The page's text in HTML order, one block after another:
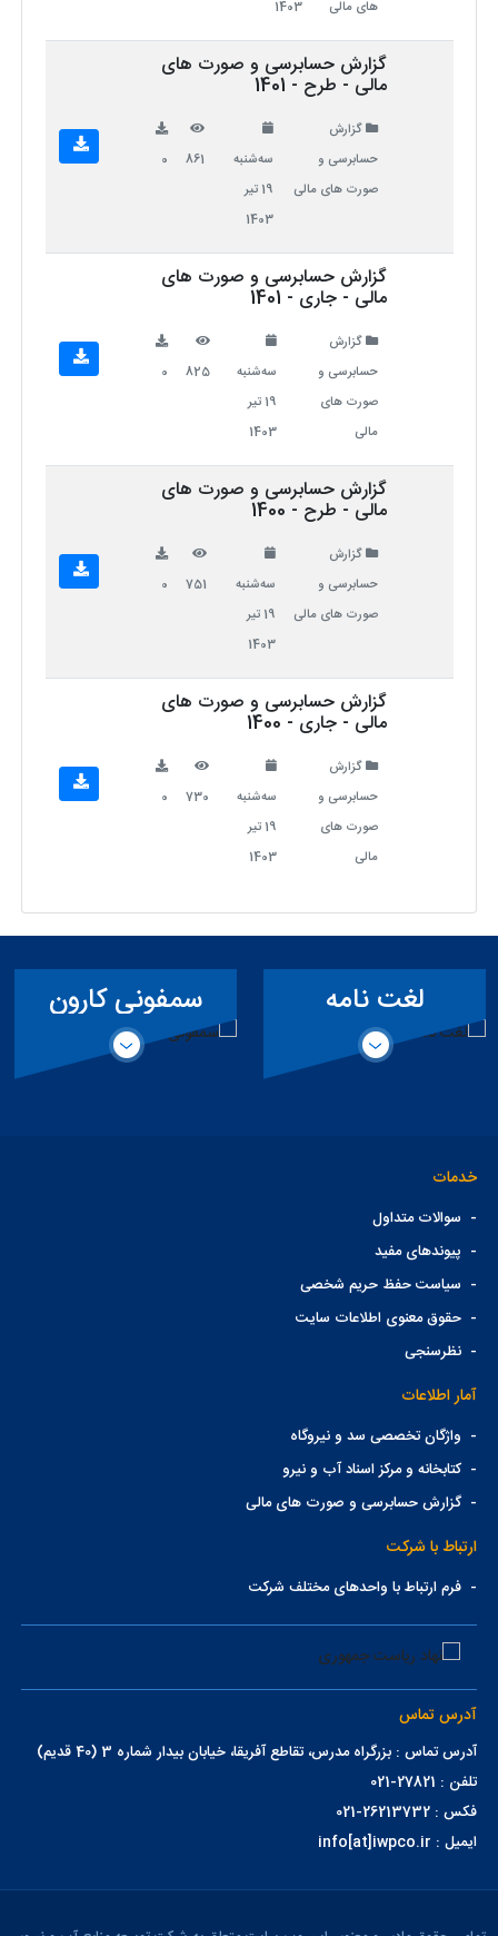
های مالی
1403
گزارش حسابرسی و صورت های
مالی - طرح - 1401
گزارش
حسابرسی و
صورت های مالی
سه‌شنبه
19 تیر
1403
861
0
گزارش حسابرسی و صورت های
مالی - جاری - 1401
گزارش
حسابرسی و
صورت های
مالی
سه‌شنبه
19 تیر
1403
825
0
گزارش حسابرسی و صورت های
مالی - طرح - 1400
گزارش
حسابرسی و
صورت های مالی
سه‌شنبه
19 تیر
1403
751
0
گزارش حسابرسی و صورت های
مالی - جاری - 1400
گزارش
حسابرسی و
صورت های
مالی
سه‌شنبه
19 تیر
1403
730
0
لغت نامه
تخصصی سد
سمفونی کارون
خدمات
- سوالات متداول
- پیوندهای مفید
- سیاست حفظ حریم شخصی
-حقوق معنوی اطلاعات سایت
-نظرسنجی
آمار اطلاعات
- واژگان تخصصی سد و نیروگاه
-کتابخانه و مرکز اسناد آب و نیرو
-گزارش حسابرسی و صورت های مالی
ارتباط با شرکت
-فرم ارتباط با واحدهای مختلف شرکت
آدرس تماس
آدرس تماس : بزرگراه مدرس، تقاطع آفریقا، خیابان بیدار شماره 3 (40 قدیم)
تلفن : 27821-021
فکس : 26213732-021
ایمیل : info[at]iwpco.ir